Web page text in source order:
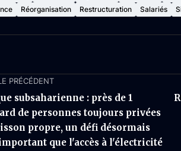
Réorganisation Restructuration Salariés
PRÉCÉDENT
subsaharienne : près de 1
de personnes toujours privées
propre, un défi désormais
que l'accès à l'électricité